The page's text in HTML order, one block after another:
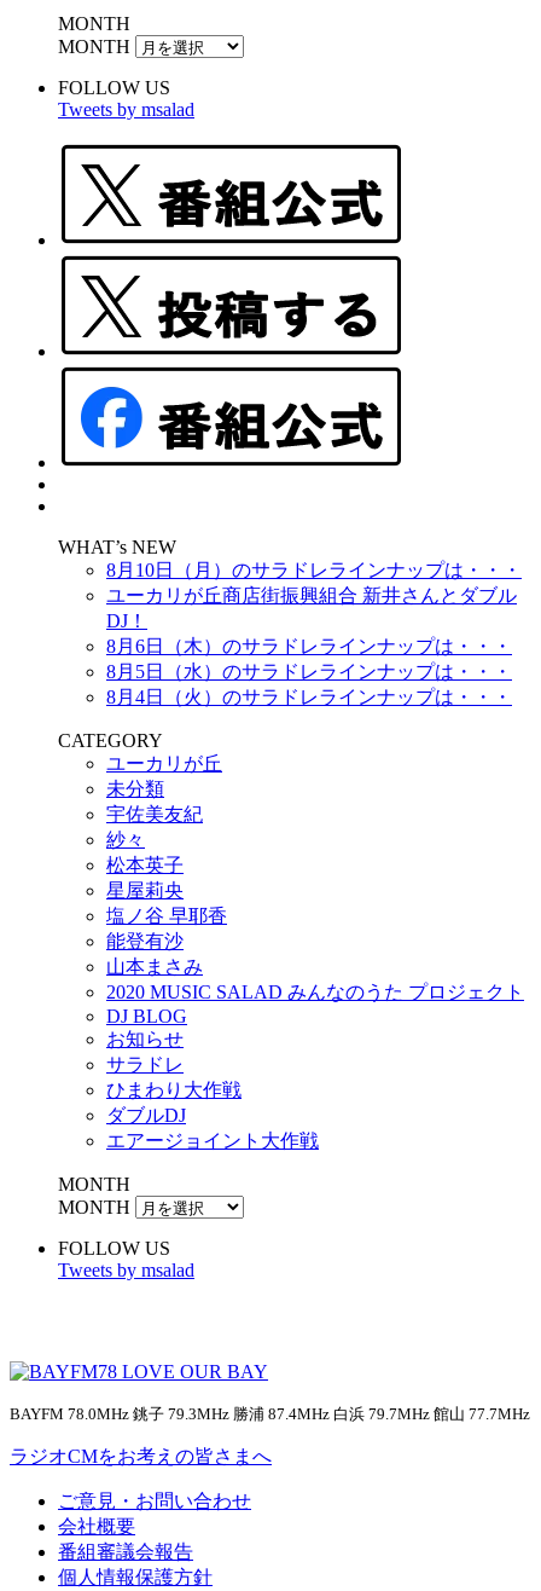
MONTH
MONTH
FOLLOW US
Tweets by msalad
WHAT’s NEW
8月10日（月）のサラドレラインナップは・・・
ユーカリが丘商店街振興組合 新井さんとダブル
DJ！
8月6日（木）のサラドレラインナップは・・・
8月5日（水）のサラドレラインナップは・・・
8月4日（火）のサラドレラインナップは・・・
CATEGORY
ユーカリが丘
未分類
宇佐美友紀
紗々
松本英子
星屋莉央
塩ノ谷 早耶香
能登有沙
山本まさみ
2020 MUSIC SALAD みんなのうた プロジェクト
DJ BLOG
お知らせ
サラドレ
ひまわり大作戦
ダブルDJ
エアージョイント大作戦
MONTH
MONTH
FOLLOW US
Tweets by msalad
BAYFM 78.0MHz 銚子 79.3MHz 勝浦 87.4MHz 白浜 79.7MHz 館山 77.7MHz
ラジオCMをお考えの皆さまへ
ご意見・お問い合わせ
会社概要
番組審議会報告
個人情報保護方針